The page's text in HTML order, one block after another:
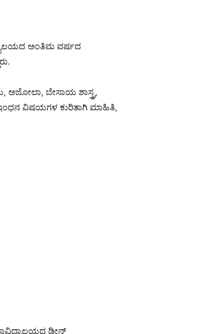
ಅಂತಿಮ ವರ್ಷದ
ಅಜೋಲಾ, ಬೇಸಾಯ ಶಾಸ್ತ್ರ,
ಇಂಧನ ವಿಷಯಗಳ ಕುರಿತಾಗಿ ಮಾಹಿತಿ,
ಡೀನ್